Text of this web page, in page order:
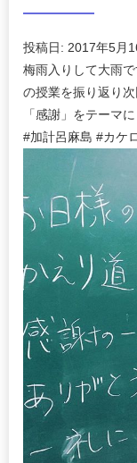
投稿日: 2017年5月
梅雨入りして大雨
の授業を振り返り
「感謝」をテーマ
#加計呂麻島 #カケ